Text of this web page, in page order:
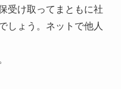
受け取ってまともに社
しょう。ネットで他人